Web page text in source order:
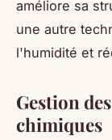
améliore sa
une autre
l'humidité et
Gestion
chimiques